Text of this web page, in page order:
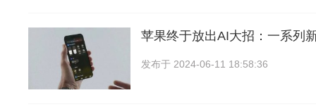
苹果终于放出AI大招：一系列
发布于 2024-06-11 18:58:36